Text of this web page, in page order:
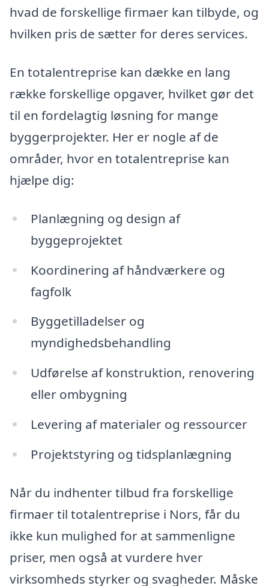
hvad de forskellige firmaer kan tilbyde, og
hvilken pris de sætter for deres services.
En totalentreprise kan dække en lang
række forskellige opgaver, hvilket gør det
til en fordelagtig løsning for mange
byggerprojekter. Her er nogle af de
områder, hvor en totalentreprise kan
hjælpe dig:
Planlægning og design af
byggeprojektet
Koordinering af håndværkere og
fagfolk
Byggetilladelser og
myndighedsbehandling
Udførelse af konstruktion, renovering
eller ombygning
Levering af materialer og ressourcer
Projektstyring og tidsplanlægning
Når du indhenter tilbud fra forskellige
firmaer til totalentreprise i Nors, får du
ikke kun mulighed for at sammenligne
priser, men også at vurdere hver
virksomheds styrker og svagheder. Måske